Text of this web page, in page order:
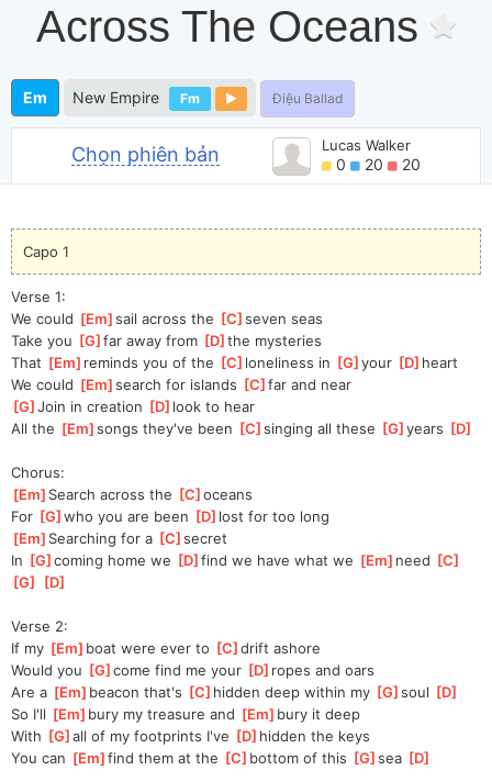
Across The Oceans
Em New Empire Fm Điệu Ballad
Chọn phiên bản Lucas Walker
0 20 20
Capo 1
Verse 1:
We could [Em ]
sail across the [C ]
seven seas
Take you [G ]
far away from [D ]the mysteries
That [Em ]reminds you of the [C ]loneliness in [G ]
your [D ]heart
We could [Em ]
search for islands [C ]
far and near
[G ]
Join in creation [D ]look to hear
All the [Em ]
songs they've been [C ]
singing all these [G ]
years [D
Chorus:
[Em ]Search across the [C ]
oceans
For [G ]
who you are been [D ]lost for too long
[Em ]Searching for a [C ]
secret
In [G ]
coming home we [D ]
find we have what we [Em ]need [C
G
[D
Verse 2:
If my [Em ]boat were ever to [C ]
drift ashore
Would you [G ]
come find me your [D ]ropes and oars
Are a [Em ]beacon that's [C ]hidden deep within my [G ]
soul [D
So I'll [Em ]bury my treasure and [Em ]bury it deep
With [G ]
all of my footprints I've [D ]hidden the keys
You can [Em ]
find them at the [C ]bottom of this [G ]
sea [D